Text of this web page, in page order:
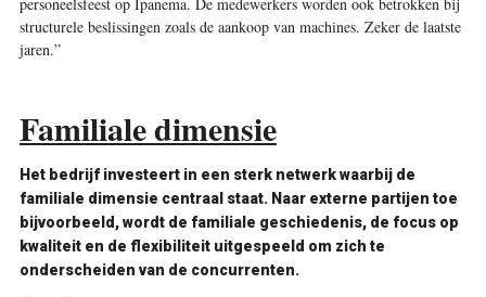
structurele beslissingen zoals de aankoop van machines. Zeker de laatste
jaren.”
Familiale dimensie
Het bedrijf investeert in een sterk netwerk waarbij de
familiale dimensie centraal staat. Naar externe partijen toe
bijvoorbeeld, wordt de familiale geschiedenis, de focus op
kwaliteit en de flexibiliteit uitgespeeld om zich te
onderscheiden van de concurrenten.